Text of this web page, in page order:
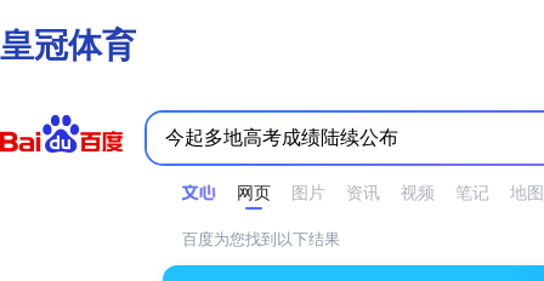
皇冠体育
网页 图片 资讯 视频 笔记 地图
时间不限 所有网页和文件 站点内检索
百度为您找到以下结果